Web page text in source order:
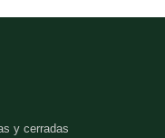
y cerradas